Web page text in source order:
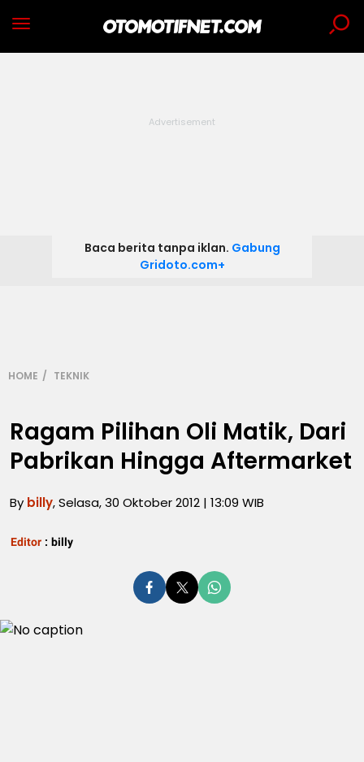
Baca berita tanpa iklan. Gabung
Gridoto.com+
HOME TEKNIK
Ragam Pilihan Oli Matik, Dari
Pabrikan Hingga Aftermarket
By billy, Selasa, 30 Oktober 2012 | 13:09 WIB
Editor : billy